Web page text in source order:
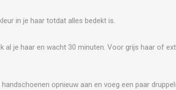
in je haar totdat alles bedekt is.
al je haar en wacht 30 minuten. Voor grijs haar of
opnieuw aan en voeg een paar